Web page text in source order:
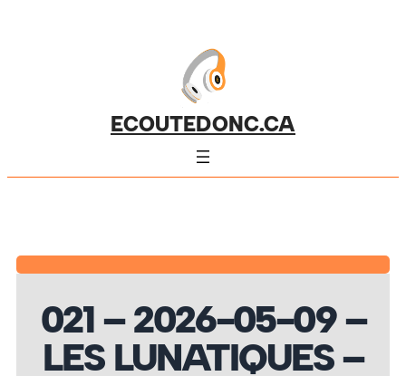
ECOUTEDONC.CA
021 – 2026-05-09 –
LES LUNATIQUES –